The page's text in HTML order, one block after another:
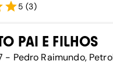
5 (3)
PAI E FILHOS
- Pedro Raimundo,